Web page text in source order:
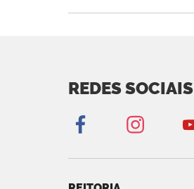
REDES SOCIAIS